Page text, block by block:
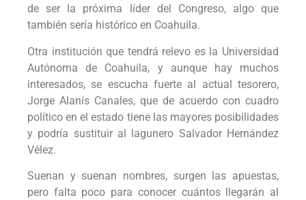
de ser la próxima líder del Congreso, algo que
también sería histórico en Coahuila.
Otra institución que tendrá relevo es la Universidad
Autónoma de Coahuila, y aunque hay muchos
interesados, se escucha fuerte al actual tesorero,
Jorge Alanís Canales, que de acuerdo con cuadro
político en el estado tiene las mayores posibilidades
y podría sustituir al lagunero Salvador Hernández
Vélez.
Suenan y suenan nombres, surgen las apuestas,
pero falta poco para conocer cuántos llegarán al